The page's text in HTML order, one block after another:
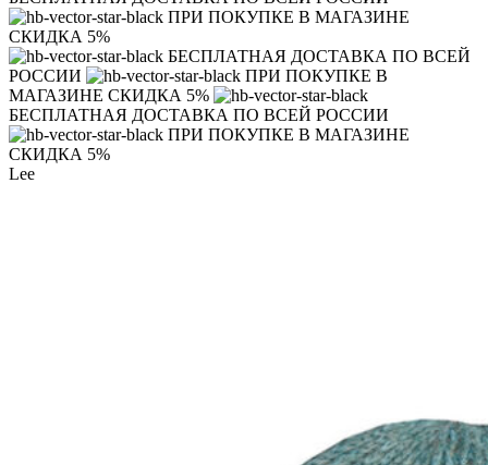
ПРИ ПОКУПКЕ В МАГАЗИНЕ
СКИДКА 5%
БЕСПЛАТНАЯ ДОСТАВКА ПО ВСЕЙ
РОССИИ
ПРИ ПОКУПКЕ В
МАГАЗИНЕ СКИДКА 5%
БЕСПЛАТНАЯ ДОСТАВКА ПО ВСЕЙ РОССИИ
ПРИ ПОКУПКЕ В МАГАЗИНЕ
СКИДКА 5%
Lee